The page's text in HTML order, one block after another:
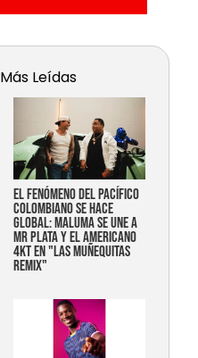
Más Leídas
EL FENÓMENO DEL PACÍFICO
COLOMBIANO SE HACE
GLOBAL: MALUMA SE UNE A
MR PLATA Y EL AMERICANO
4KT EN "LAS MUÑEQUITAS
REMIX"